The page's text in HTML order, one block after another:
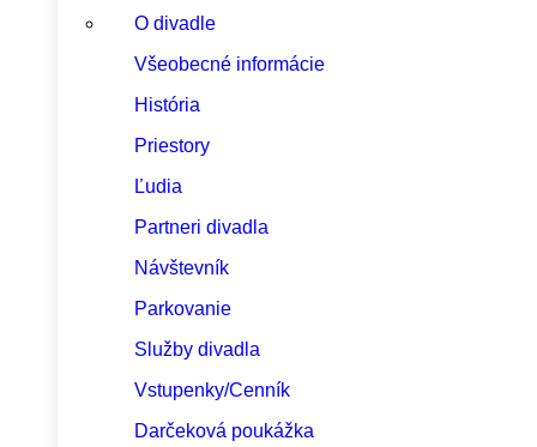
O divadle
Všeobecné informácie
História
Priestory
Ľudia
Partneri divadla
Návštevník
Parkovanie
Služby divadla
Vstupenky/Cenník
Darčeková poukážka